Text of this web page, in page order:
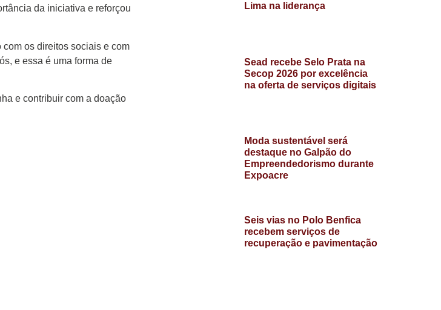
da iniciativa e reforçou
os direitos sociais e com
e essa é uma forma de
e contribuir com a doação
Lima na liderança
Sead recebe Selo Prata na
Secop 2026 por excelência
na oferta de serviços digitais
Moda sustentável será
destaque no Galpão do
Empreendedorismo durante
Expoacre
Seis vias no Polo Benfica
recebem serviços de
recuperação e pavimentação